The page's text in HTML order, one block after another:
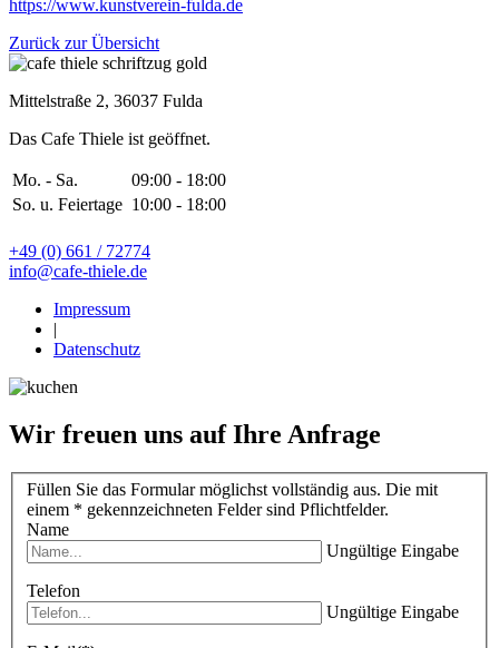
https://www.kunstverein-fulda.de
Zurück zur Übersicht
Mittelstraße 2, 36037 Fulda
Das Cafe Thiele ist geöffnet.
Mo. - Sa.
09:00 - 18:00
So. u. Feiertage 10:00 - 18:00
+49 (0) 661 / 72774
info@cafe-thiele.de
Impressum
|
Datenschutz
Wir freuen uns auf Ihre Anfrage
Füllen Sie das Formular möglichst vollständig aus. Die mit
einem * gekennzeichneten Felder sind Pflichtfelder.
Name
Ungültige Eingabe
Telefon
Ungültige Eingabe